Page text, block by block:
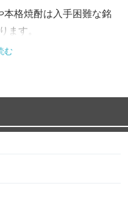
本格焼酎は入手困難な銘
す。
意できますので、お気
む